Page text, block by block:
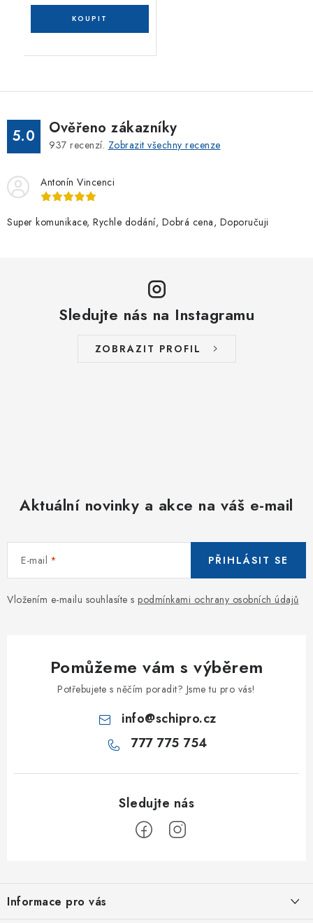
5.0 Ověřeno zákazníky
937 recenzí. Zobrazit všechny recenze
Antonín Vincenci
Super komunikace, Rychle dodání, Dobrá cena, Doporučuji
Sledujte nás na Instagramu
ZOBRAZIT PROFIL
Aktuální novinky a akce na váš e-mail
E-mail
Vložením e-mailu souhlasíte s podmínkami ochrany osobních údajů
PŘIHLÁSIT SE
Pomůžeme vám s výběrem
Potřebujete s něčím poradit? Jsme tu pro vás!
info@schipro.cz
777 775 754
pInformace pro vás